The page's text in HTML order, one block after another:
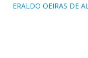
ERALDO OEIRAS DE